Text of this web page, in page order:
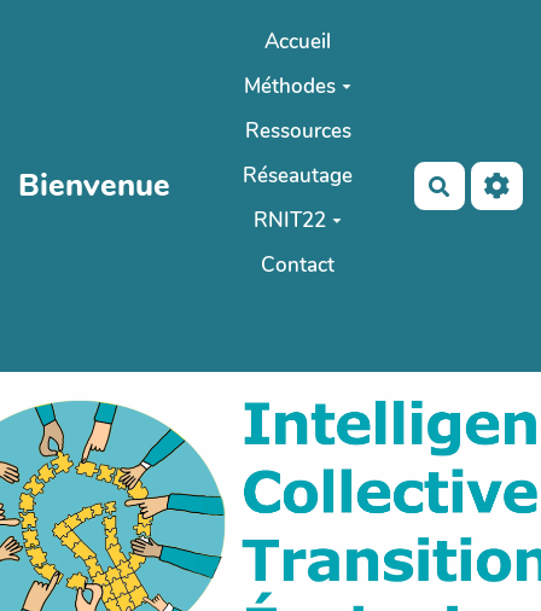
Bienvenue
Accueil
Méthodes
Ressources
Réseautage
RNIT22
Contact